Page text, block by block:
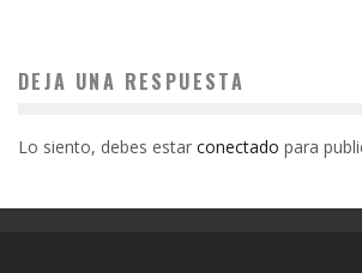
DEJA UNA RESPUESTA
Lo siento, debes estar conectado para